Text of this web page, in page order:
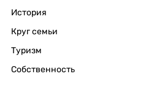
История
Круг семьи
Туризм
Собственность